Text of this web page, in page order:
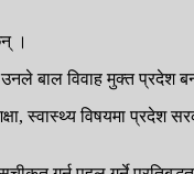
।
बाल विवाह मुक्त प्रदेश
स्वास्थ्य विषयमा प्रदेश